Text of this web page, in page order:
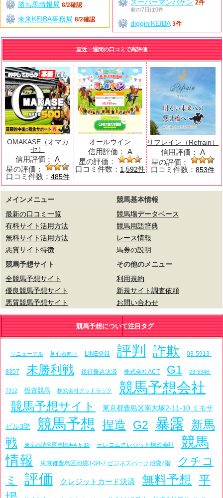
スーパーマンバケン 2件
前の7日は0件
diggin'KEIBA 3件
勝ち馬情報局 8/2確認
未来KEIBA事務局 8/2確認
直近一週間の口コミで高評価
OMAKASE（オマカ
セ）
信用評価： A
星の評価：
口コミ件数： 485件
オールウイン
信用評価： A
星の評価：
口コミ件数： 1,592件
リフレイン（Refrain）
信用評価： A
星の評価：
口コミ件数：853件
メインメニュー
最新の口コミ一覧
有料サイト活用方法
無料サイト活用方法
悪質サイト特徴
競馬基本情報
競馬場データベース
競馬用語辞典
レース情報
馬券の説明
競馬予想サイト
全競馬予想サイト
優良競馬予想サイト
悪質競馬予想サイト
その他のメニュー
利用規約
新規サイト調査依頼
お問い合わせ
競馬予想について注目タグ
リニューアル 初心者向け LINE登録 評判 詐欺 03-5913-
8357 未勝利戦 銀行振込決済 株式会社ACT G1 03-5348-
7312 投資競馬 株式会社グッドラック 競馬予想会社
競馬予想サイト 東京都豊島区南大塚2-11-10 ミモザ
ビル3階 競馬予想 捏造 G2 暴露 新馬
戦
東京都渋谷区恵比寿4-6-10 テレコムクレジット株式会社
競馬
情報
東京都豊島区池袋3-34-7 ビジネスパーク池袋2階
クチコ
ミ
評価 クレジットカード決済 無料予想 平